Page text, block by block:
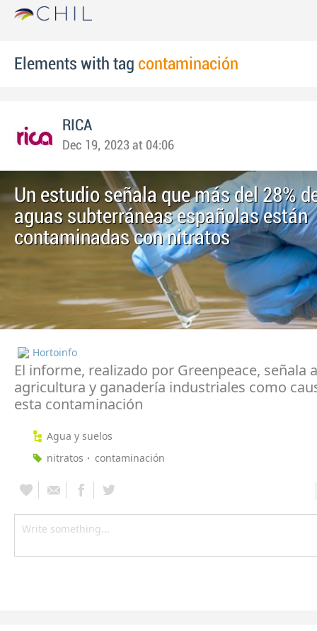
Elements with tag contaminación
RICA
Dec 19, 2023 at 04:06
Un estudio señala que más del 28%
aguas subterráneas españolas están
contaminadas con nitratos
Hortoinfo
El informe, realizado por Greenpeace, señala
agricultura y ganadería industriales como
esta contaminación
Agua y suelos
nitratos
contaminación